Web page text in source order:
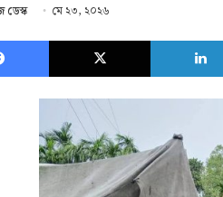
ডেস্ক মে ২৩, ২০২৬
Facebook X